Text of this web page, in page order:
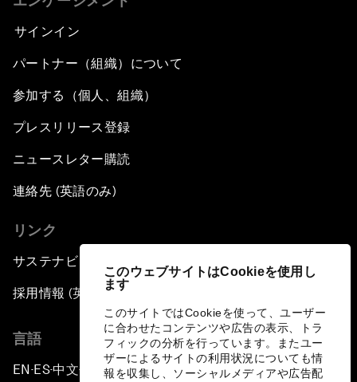
このウェブサイトはCookieを使用し
ます
このサイトではCookieを使って、ユーザー
に合わせたコンテンツや広告の表示、トラ
フィックの分析を行っています。またユー
ザーによるサイトの利用状況についても情
報を収集し、ソーシャルメディアや広告配
サインイン
パートナー（組織）について
参加する（個人、組織）
プレスリリース登録
ニュースレター購読
連絡先 (英語のみ)
リンク
サステナビリティへの取り組み
採用情報 (英語のみ)
言語
EN ▪ES▪中文▪ 日本語